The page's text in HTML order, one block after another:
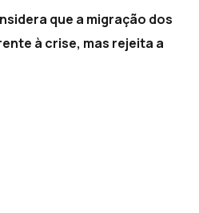
que a migração dos
à crise, mas rejeita a